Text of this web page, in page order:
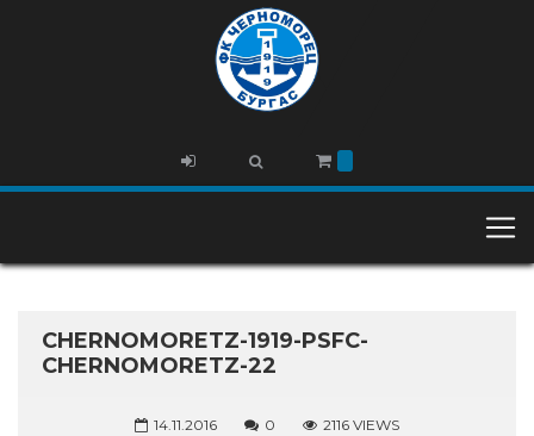
CHERNOMORETZ-1919-PSFC-
CHERNOMORETZ-22
14.11.2016 0 2116 VIEWS